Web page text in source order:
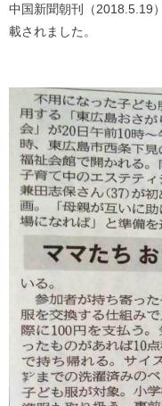
中国新聞朝刊（2018.5.19
載されました。